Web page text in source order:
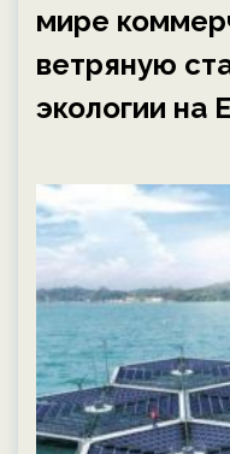
мире
ветряную
экологии на